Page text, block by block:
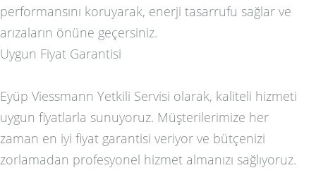
performansını koruyarak, enerji tasarrufu sağlar ve
arızaların önüne geçersiniz.
Uygun Fiyat Garantisi
Eyüp Viessmann Yetkili Servisi olarak, kaliteli hizmeti
uygun fiyatlarla sunuyoruz. Müşterilerimize her
zaman en iyi fiyat garantisi veriyor ve bütçenizi
zorlamadan profesyonel hizmet almanızı sağlıyoruz.